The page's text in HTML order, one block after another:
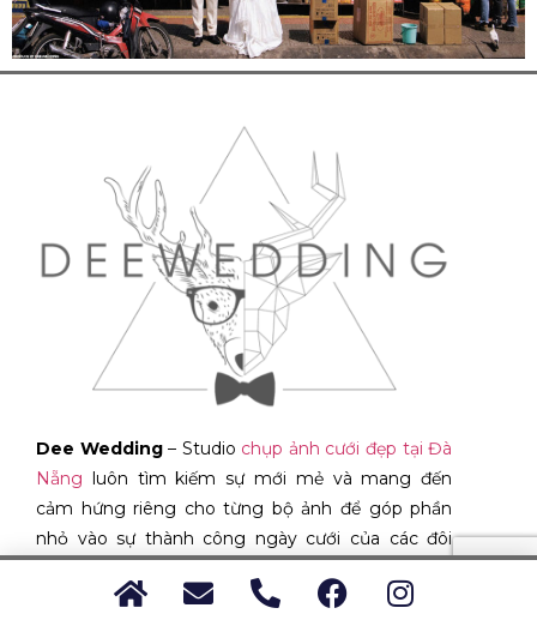
Dee Wedding– Studio chụp ảnh cưới đẹp tại Đà
Nẵng luôn tìm kiếm sự mới mẻ và mang đến
cảm hứng riêng cho từng bộ ảnh để góp phần
nhỏ vào sự thành công ngày cưới của các đôi